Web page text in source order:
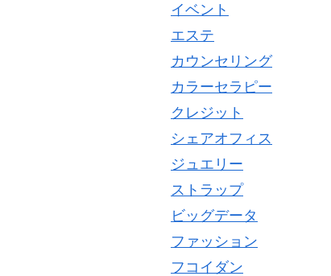
イベント
エステ
カウンセリング
カラーセラピー
クレジット
シェアオフィス
ジュエリー
ストラップ
ビッグデータ
ファッション
フコイダン